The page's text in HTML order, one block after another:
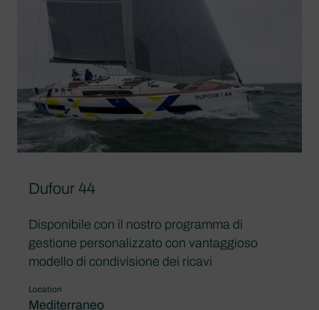
Dufour 44
Disponibile con il nostro programma di
gestione personalizzato con vantaggioso
modello di condivisione dei ricavi
Location
Mediterraneo